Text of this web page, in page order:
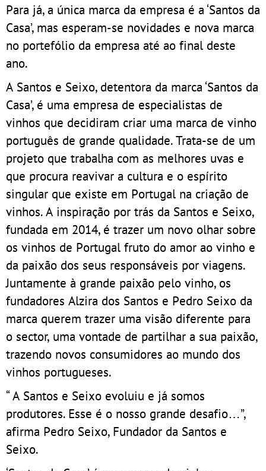
Para já, a única marca da empresa é a ‘Santos da
Casa’, mas esperam-se novidades e nova marca
no portefólio da empresa até ao final deste
ano.
A Santos e Seixo, detentora da marca ‘Santos da
Casa’, é uma empresa de especialistas de
vinhos que decidiram criar uma marca de vinho
português de grande qualidade. Trata-se de um
projeto que trabalha com as melhores uvas e
que procura reavivar a cultura e o espírito
singular que existe em Portugal na criação de
vinhos. A inspiração por trás da Santos e Seixo,
fundada em 2014, é trazer um novo olhar sobre
os vinhos de Portugal fruto do amor ao vinho e
da paixão dos seus responsáveis por viagens.
Juntamente à grande paixão pelo vinho, os
fundadores Alzira dos Santos e Pedro Seixo da
marca querem trazer uma visão diferente para
o sector, uma vontade de partilhar a sua paixão,
trazendo novos consumidores ao mundo dos
vinhos portugueses.
“ A Santos e Seixo evoluiu e já somos
produtores. Esse é o nosso grande desafio…”,
afirma Pedro Seixo, Fundador da Santos e
Seixo.